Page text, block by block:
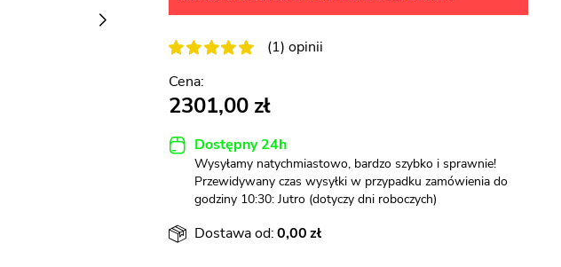
(1) opinii
2301,00
Dostępny 24h
Wysyłamy natychmiastowo, bardzo szybko i sprawnie!
Przewidywany czas wysyłki w przypadku zamówienia do
godziny 10:30: Jutro (dotyczy dni roboczych)
Dostawa od:0,00